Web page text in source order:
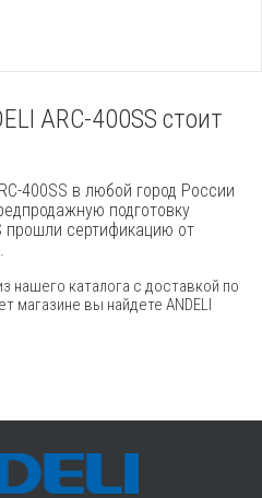
ARC-400SS стоит
400SS в любой город России
подготовку
прошли сертификацию от
нашего каталога с доставкой по
магазине вы найдете ANDELI